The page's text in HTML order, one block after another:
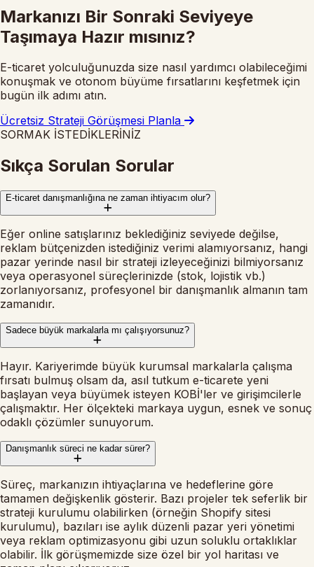
Markanızı Bir Sonraki Seviyeye
Taşımaya Hazır mısınız?
E-ticaret yolculuğunuzda size nasıl yardımcı olabileceğimi
konuşmak ve otonom büyüme fırsatlarını keşfetmek için
bugün ilk adımı atın.
Ücretsiz Strateji Görüşmesi Planla
SORMAK İSTEDİKLERİNİZ
Sıkça Sorulan Sorular
E-ticaret danışmanlığına ne zaman ihtiyacım olur?
Eğer online satışlarınız beklediğiniz seviyede değilse,
reklam bütçenizden istediğiniz verimi alamıyorsanız, hangi
pazar yerinde nasıl bir strateji izleyeceğinizi bilmiyorsanız
veya operasyonel süreçlerinizde (stok, lojistik vb.)
zorlanıyorsanız, profesyonel bir danışmanlık almanın tam
zamanıdır.
Sadece büyük markalarla mı çalışıyorsunuz?
Hayır. Kariyerimde büyük kurumsal markalarla çalışma
fırsatı bulmuş olsam da, asıl tutkum e-ticarete yeni
başlayan veya büyümek isteyen KOBİ'ler ve girişimcilerle
çalışmaktır. Her ölçekteki markaya uygun, esnek ve sonuç
odaklı çözümler sunuyorum.
Danışmanlık süreci ne kadar sürer?
Süreç, markanızın ihtiyaçlarına ve hedeflerine göre
tamamen değişkenlik gösterir. Bazı projeler tek seferlik bir
strateji kurulumu olabilirken (örneğin Shopify sitesi
kurulumu), bazıları ise aylık düzenli pazar yeri yönetimi
veya reklam optimizasyonu gibi uzun soluklu ortaklıklar
olabilir. İlk görüşmemizde size özel bir yol haritası ve